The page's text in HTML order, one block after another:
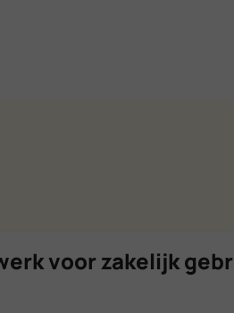
voor zakelijk